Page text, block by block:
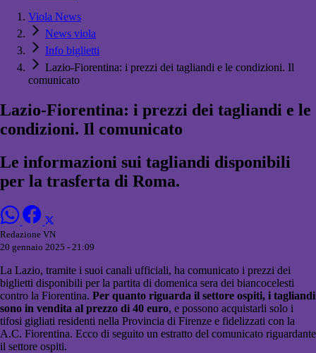
Viola News
News viola
Info biglietti
Lazio-Fiorentina: i prezzi dei tagliandi e le condizioni. Il
comunicato
Lazio-Fiorentina: i prezzi dei tagliandi e le
condizioni. Il comunicato
Le informazioni sui tagliandi disponibili
per la trasferta di Roma.
Redazione VN
20 gennaio 2025 - 21:09
La Lazio, tramite i suoi canali ufficiali, ha comunicato i prezzi dei
biglietti disponibili per la partita di domenica sera dei biancocelesti
contro la Fiorentina. Per quanto riguarda il settore ospiti, i tagliandi
sono in vendita al prezzo di 40 euro, e possono acquistarli solo i
tifosi gigliati residenti nella Provincia di Firenze e fidelizzati con la
A.C. Fiorentina. Ecco di seguito un estratto del comunicato riguardante
il settore ospiti.